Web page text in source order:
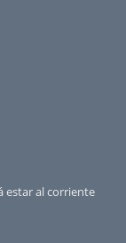
estar al corriente